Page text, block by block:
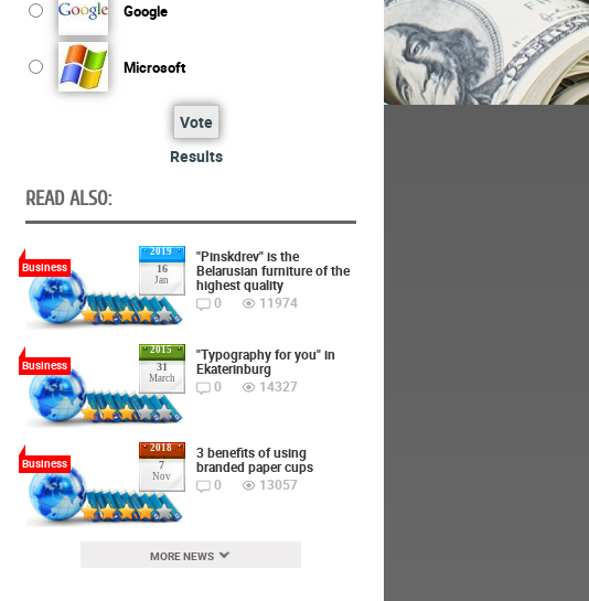
Google
Microsoft
Vote
Results
READ ALSO:
2019
16
Jan
Business
"Pinskdrev" is the
Belarusian furniture of the
highest quality
0
11974
2015
31
March
Business
"Typography for you" in
Ekaterinburg
0
14327
2018
7
Nov
Business
3 benefits of using
branded paper cups
0
13057
MORE NEWS